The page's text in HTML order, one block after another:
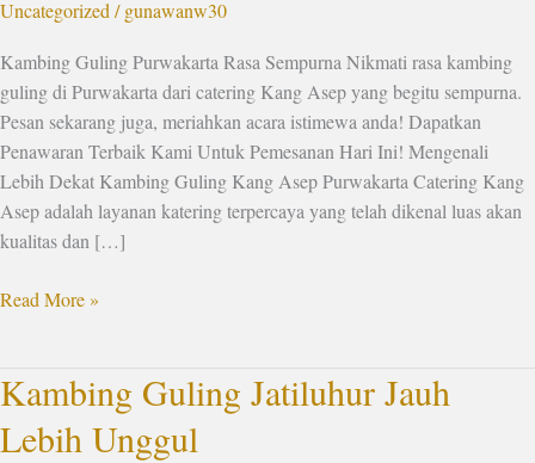
Uncategorized /gunawanw30
Kambing Guling Purwakarta Rasa Sempurna Nikmati rasa kambing
guling di Purwakarta dari catering Kang Asep yang begitu sempurna.
Pesan sekarang juga, meriahkan acara istimewa anda! Dapatkan
Penawaran Terbaik Kami Untuk Pemesanan Hari Ini! Mengenali
Lebih Dekat Kambing Guling Kang Asep Purwakarta Catering Kang
Asep adalah layanan katering terpercaya yang telah dikenal luas akan
kualitas dan […]
Read More »
Kambing Guling Jatiluhur Jauh
Lebih Unggul
Kambing
Guling
Jatiluhur